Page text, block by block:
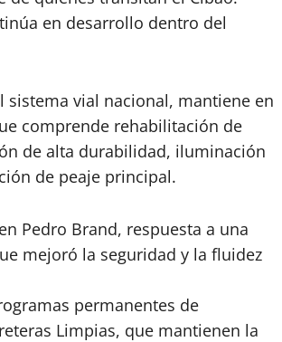
en desarrollo dentro del
vial nacional, mantiene en
comprende rehabilitación de
de alta durabilidad, iluminación
de peaje principal.
Pedro Brand, respuesta a una
mejoró la seguridad y la fluidez
permanentes de
Limpias, que mantienen la